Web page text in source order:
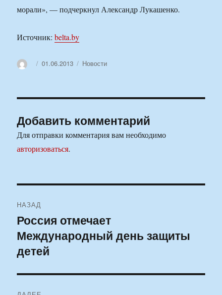
морали», — подчеркнул Александр Лукашенко.
Источник:belta.by
АвторОпубликовано
01.06.2013 Рубрики
Новости
Добавить комментарий
Для отправки комментария вам необходимо
авторизоваться.
по
записям
НАЗАД
Предыдущая
запись:
Россия отмечает
Международный день защиты
детей